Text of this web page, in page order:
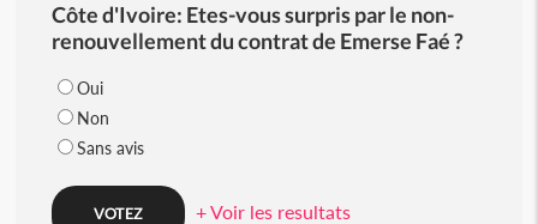
Côte d'Ivoire: Etes-vous surpris par le non-
renouvellement du contrat de Emerse Faé ?
Oui
Non
Sans avis
+ Voir les resultats